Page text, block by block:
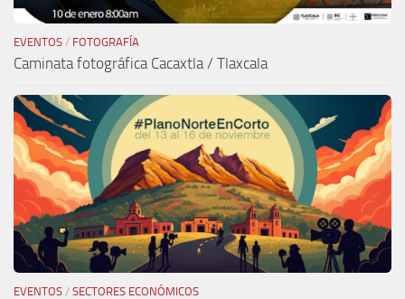
EVENTOS / FOTOGRAFÍA
Caminata fotográfica Cacaxtla / Tlaxcala
EVENTOS / SECTORES ECONÓMICOS